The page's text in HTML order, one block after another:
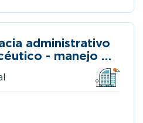
administrativo
- manejo de